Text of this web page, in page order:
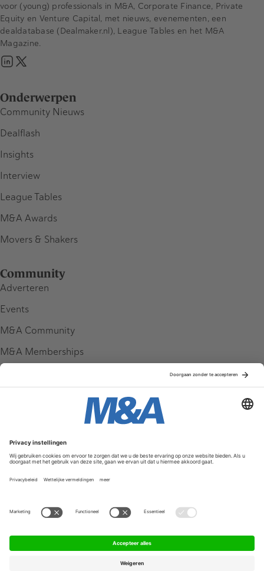
Onderwerpen
Community Nieuws
Dealflash
Insights
Interview
League Tables
M&A Awards
Movers & Shakers
Community
Adverteren
Events
M&A Community
M&A Memberships
Service & Contact
Contact
FAQ
Werken bij ons
Algemene Voorwaarden
voor (young) professionals in M&A, Corporate Finance, Private
Equity en Venture Capital, met nieuws, evenementen, een
dealdatabase (Dealmaker.nl), League Tables en het M&A
Magazine.